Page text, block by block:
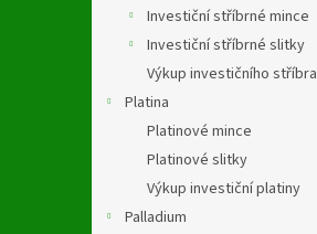
Investiční stříbrné mince
Investiční stříbrné slitky
Výkup investičního stříbra
Platina
Platinové mince
Platinové slitky
Výkup investiční platiny
Palladium